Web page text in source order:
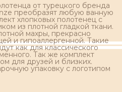
от турецкого бренда
преобразят любую ванную
хлопковых полотенец с
из плотной гладкой ткани.
махры, прекрасно
и гипоаллергенной. Такие
как для классического
Так же комплект
для друзей и близких.
упаковку с логотипом